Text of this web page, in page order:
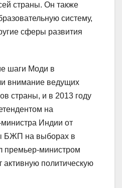
страны. Он также
систему,
сферы развития
шаги Моди в
внимание ведущих
страны, и в 2013 году
на
Индии от
БЖП на выборах в
премьер-министром
политическую